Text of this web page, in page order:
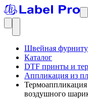
Швейная
Каталог
DTF принты и
Аппликация из
воздушного